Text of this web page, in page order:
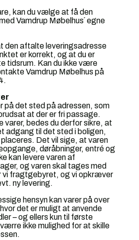
kan du vælge at få den
Vamdrup Møbelhus´ egne
den aftalte leveringsadresse
er korrekt, og at du er
tidsrum. Kan du ikke være
Vamdrup Møbelhus på
på det sted på adressen, som
at der er fri passage.
varer, bedes du derfor sikre, at
adgang til det sted i boligen,
placeres. Det vil sige, at varen
døråbninger, entré og
kan levere varen af
og varen skal tages med
vi fragtgebyret, og vi opkræver
ny levering.
hensyn kan varer på over
det er muligt at anvende
– og ellers kun til første
ikke mulighed for at skille